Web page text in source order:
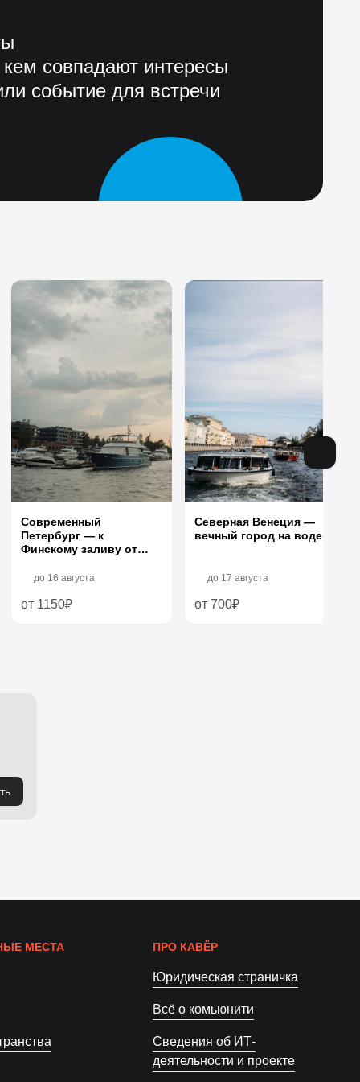
совпадают интересы
событие для встречи
Современный
Петербург — к
Финскому заливу от
до 16 августа
от 1150₽
Северная Венеция —
вечный город на воде
до 17 августа
от 700₽
МЕСТА ПРО КАВЁР
Юридическая страничка
Всё о комьюнити
Сведения об ИТ-
деятельности и проекте